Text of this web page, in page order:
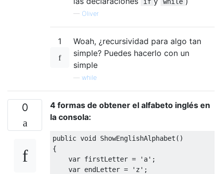
string
CharCount = CharacterIncrement(i);
        i
++;
— Oliver
1
Woah, ¿recursividad para algo tan
simple? Puedes hacerlo con un
simple
while
0
4 formas de obtener el alfabeto inglés en
la consola:
public void ShowEnglishAlphabet ()
{
var firstLetter = 'a' ;
var endLetter = 'z' ;